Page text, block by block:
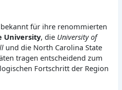
für ihre renommierten
University, die University of
und die North Carolina State
tragen entscheidend zum
Fortschritt der Region